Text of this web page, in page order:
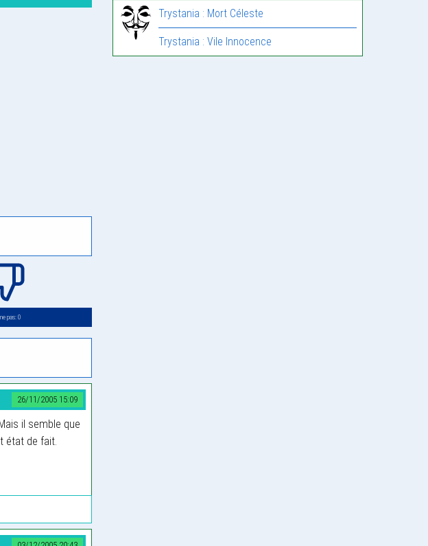
pas: 0
26/11/2005 15:09
il semble que
état de fait.
Trystania : Mort Céleste
Trystania : Vile Innocence